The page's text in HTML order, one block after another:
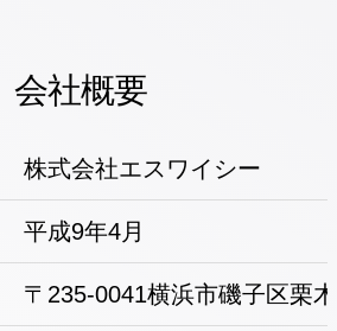
会社概要
株式会社エスワイシー
平成9年4月
〒235-0041横浜市磯子区栗